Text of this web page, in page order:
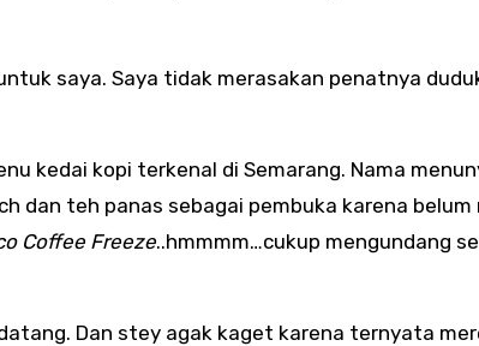
saya. Saya tidak merasakan penatnya
kedai kopi terkenal di Semarang. Nama
dan teh panas sebagai pembuka karena belum
Coffee Freeze..hmmmm…cukup mengundang
Dan stey agak kaget karena ternyata